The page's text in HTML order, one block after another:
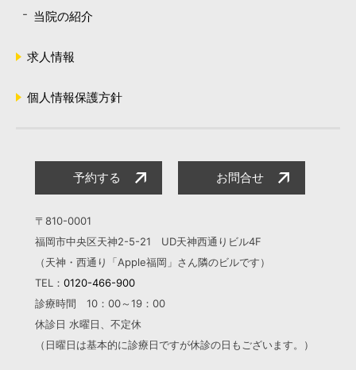
当院の紹介
求人情報
個人情報保護方針
予約する お問合せ
〒810-0001
福岡市中央区天神2-5-21 UD天神西通りビル4F
（天神・西通り「Apple福岡」さん隣のビルです）
TEL： 0120-466-900
診療時間 10：00～19：00
休診日 水曜日、不定休
（日曜日は基本的に診療日ですが休診の日もございます。）